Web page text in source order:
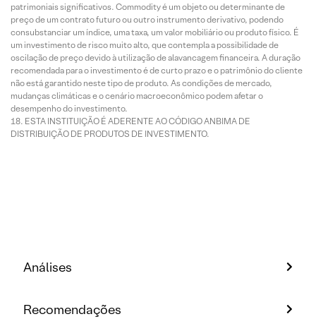
patrimoniais significativos. Commodity é um objeto ou determinante de
preço de um contrato futuro ou outro instrumento derivativo, podendo
consubstanciar um índice, uma taxa, um valor mobiliário ou produto físico. É
um investimento de risco muito alto, que contempla a possibilidade de
oscilação de preço devido à utilização de alavancagem financeira. A duração
recomendada para o investimento é de curto prazo e o patrimônio do cliente
não está garantido neste tipo de produto. As condições de mercado,
mudanças climáticas e o cenário macroeconômico podem afetar o
desempenho do investimento.
ESTA INSTITUIÇÃO É ADERENTE AO CÓDIGO ANBIMA DE
DISTRIBUIÇÃO DE PRODUTOS DE INVESTIMENTO.
Análises
Recomendações